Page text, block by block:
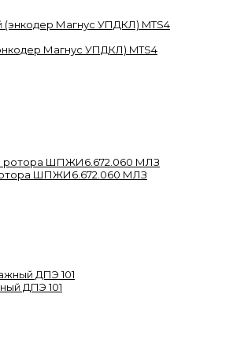
Магнус УПДКЛ) MTS4
ШПЖИ6.672.060 МЛЗ
ДПЭ 101